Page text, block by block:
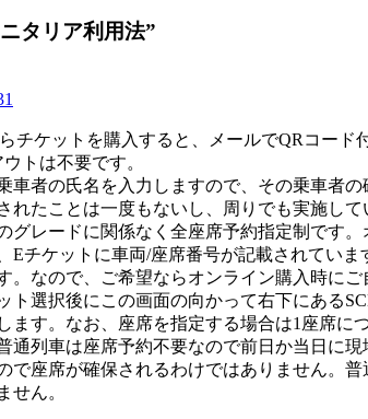
タリア利用法”
チケットを購入すると、メールでQRコー
トは不要です。
車者の氏名を入力しますので、その乗車者
れたことは一度もないし、周りでも実施して
グレードに関係なく全座席予約指定制です
Eチケットに車両/座席番号が記載されてい
。なので、ご希望ならオンライン購入時に
ト選択後にこの画面の向かって右下にある
ます。なお、座席を指定する場合は1座席に
通列車は座席予約不要なので前日か当日に
で座席が確保されるわけではありません。
せん。